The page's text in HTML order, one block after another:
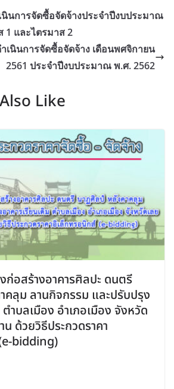
นินการจัดซื้อจัดจ้างประจำปีงบประมาณ
1 และไตรมาส 2
เนินการจัดซื้อจัดจ้าง เดือนพศจิกายน
2561 ประจำปีงบประมาณ พ.ศ. 2562
Like
ก่อสร้างอาคารศิลปะ ดนตรี
ลุม ลานกิจกรรม และปรับปรุง
ตำบลเมือง อำเภอเมือง จังหวัด
น ด้วยวิธีประกวดราคา
bidding)